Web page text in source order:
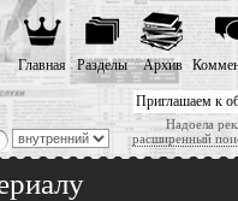
Приглашаем к
Надоела
расширенный
Главная Разделы Архив